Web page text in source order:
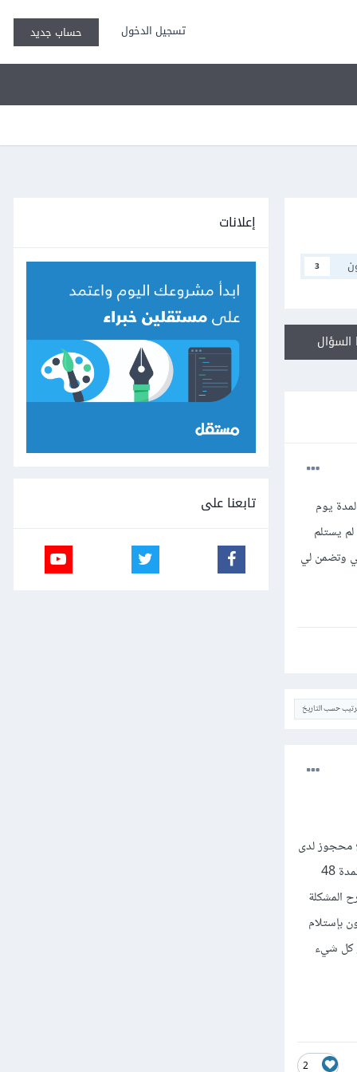
تسجيل الدخول حساب جديد
3
يوم
يستلم
وتضمن لي
حسب التاريخ
محجوز لدى
الإدارة و هي الفاصل بينكما، وارد الحدوث ان يغيب أحد الطرفين لسبب ما، بإمكانك في هذا الحال الصبر قليلاً لمدة 48
المشكلة
بإستلام
كل شيء
2
إعلانات
تابعنا على